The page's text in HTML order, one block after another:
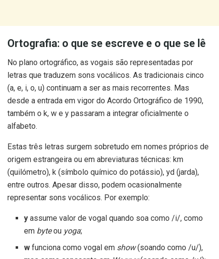
Ortografia: o que se escreve e o que se lê
No plano ortográfico, as vogais são representadas por
letras que traduzem sons vocálicos. As tradicionais cinco
(a, e, i, o, u) continuam a ser as mais recorrentes. Mas
desde a entrada em vigor do Acordo Ortográfico de 1990,
também o k, w e y passaram a integrar oficialmente o
alfabeto.
Estas três letras surgem sobretudo em nomes próprios de
origem estrangeira ou em abreviaturas técnicas: km
(quilómetro), k (símbolo químico do potássio), yd (jarda),
entre outros. Apesar disso, podem ocasionalmente
representar sons vocálicos. Por exemplo:
y assume valor de vogal quando soa como /i/, como
em byteou yoga;
w funciona como vogal em show(soando como /u/),